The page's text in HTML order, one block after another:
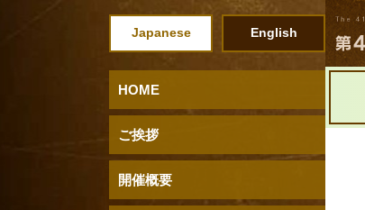
Japanese English
HOME
ご挨拶
開催概要